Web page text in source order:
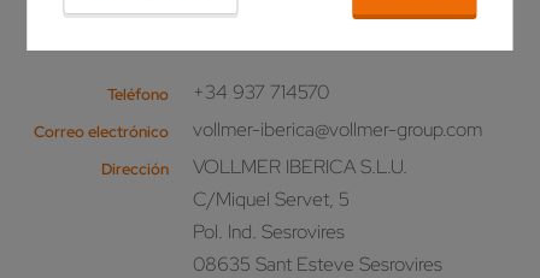
Teléfono +34 937 714570
Correo electrónico vollmer-iberica@vollmer-group.com
Dirección
VOLLMER IBERICA S.L.U.
C/Miquel Servet, 5
Pol. Ind. Sesrovires
08635 Sant Esteve Sesrovires